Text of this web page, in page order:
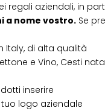
regali aziendali, in
a nome vostro. Se
Italy, di alta qualità
e Vino, Cesti
inserire
logo aziendale